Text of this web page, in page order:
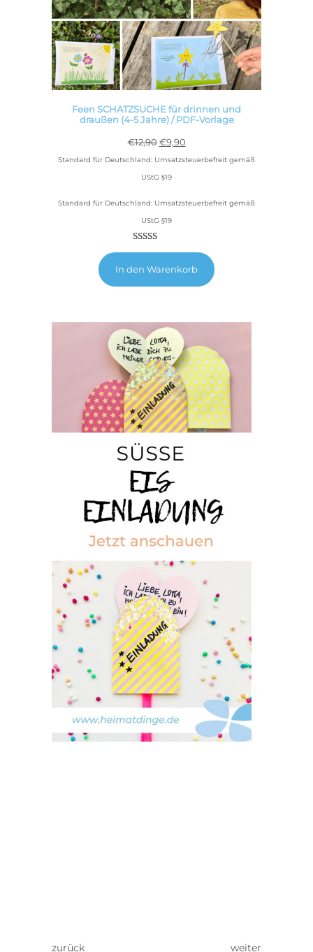
Feen SCHATZSUCHE für drinnen und
draußen (4-5 Jahre) / PDF-Vorlage
€12,90 Ursprünglicher
Preis
war:
€9,90Aktueller
Preis
Standard für Deutschland: Umsatzsteuerbefreit gemäß
UStG §19
Standard für Deutschland: Umsatzsteuerbefreit gemäß
UStG §19
In den Warenkorb
zurück weiter